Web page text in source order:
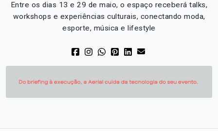
Entre os dias 13 e 29 de maio, o espaço receberá talks,
workshops e experiências culturais, conectando moda,
esporte, música e lifestyle